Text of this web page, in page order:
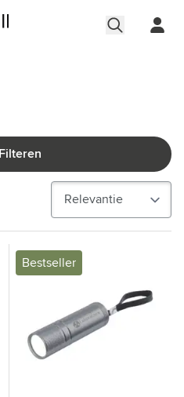
Filteren
Bestseller